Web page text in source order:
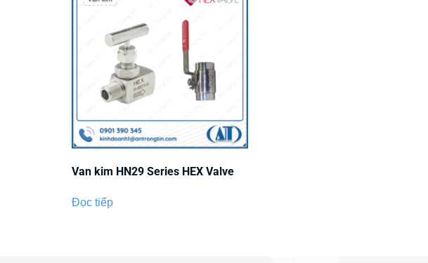
Van kim HN29 Series HEX Valve
Đọc tiếp